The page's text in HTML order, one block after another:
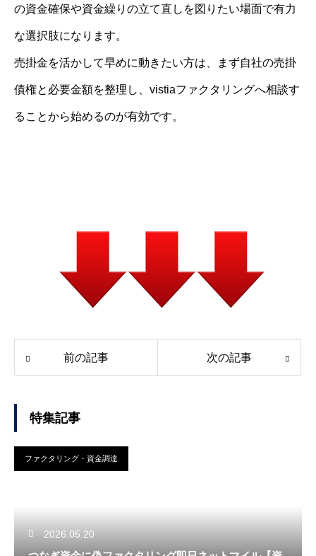
の資金確保や資金繰りの立て直しを図りたい場面で有力
な選択肢になります。
売掛金を活かして早めに動きたい方は、まず自社の売掛
債権と必要金額を整理し、vistiaファクタリングへ相談す
ることから始めるのが有効です。
前の記事 次の記事
特集記事
ファクタリング・資金調達
2026.05.20